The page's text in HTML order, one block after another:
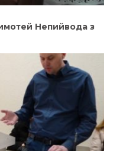
Непийвода з